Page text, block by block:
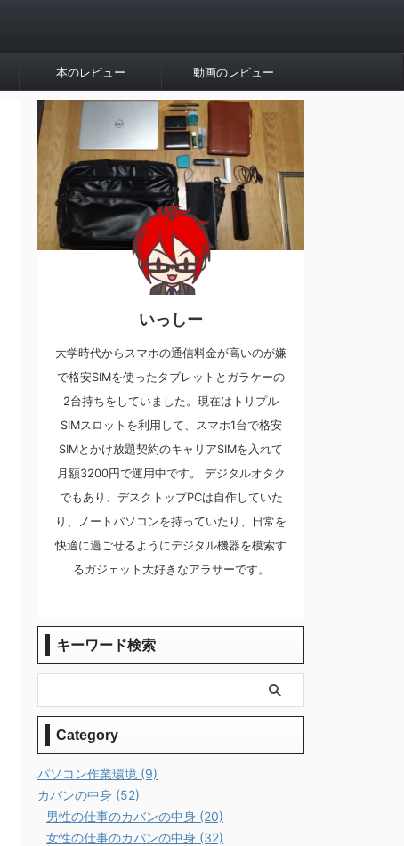
本のレビュー 動画のレビュー
いっしー
大学時代からスマホの通信料金が高いのが嫌
で格安SIMを使ったタブレットとガラケーの
2台持ちをしていました。現在はトリプル
SIMスロットを利用して、スマホ1台で格安
SIMとかけ放題契約のキャリアSIMを入れて
月額3200円で運用中です。 デジタルオタク
でもあり、デスクトップPCは自作していた
り、ノートパソコンを持っていたり、日常を
快適に過ごせるようにデジタル機器を模索す
るガジェット大好きなアラサーです。
キーワード検索
Category
パソコン作業環境 (9)
カバンの中身 (52)
男性の仕事のカバンの中身 (20)
女性の仕事のカバンの中身 (32)